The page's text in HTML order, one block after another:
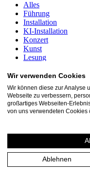
Alles
Führung
Installation
KI-Installation
Konzert
Kunst
Lesung
Performance
Tanzperformance
Theater
Virtual Reality
Vortrag
Wir verwenden Cookies
Wir können diese zur Analyse
Webseite zu verbessern,
großartiges Webseiten-
von uns verwendeten
Ablehnen